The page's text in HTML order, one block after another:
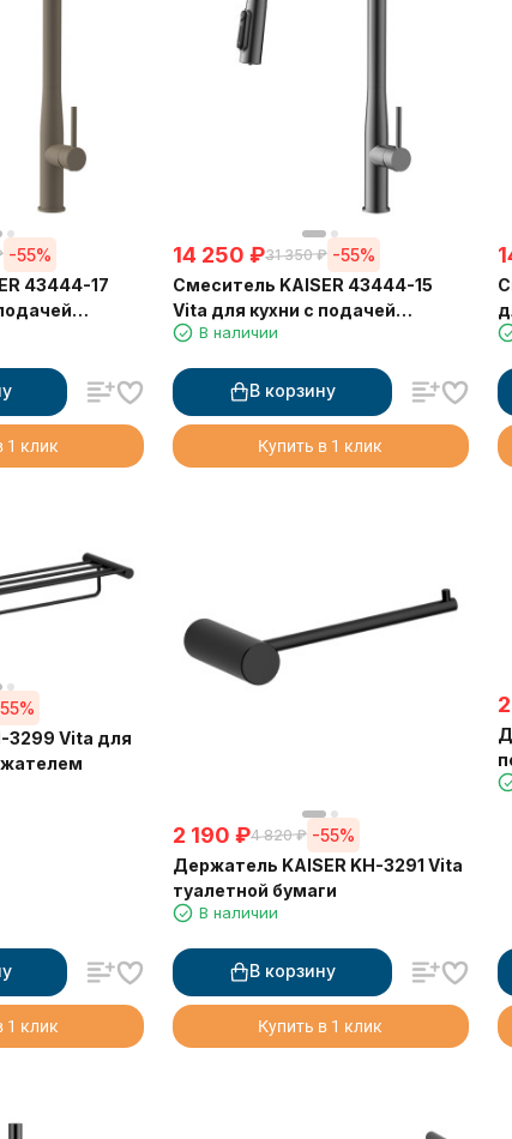
-55%
43444-17
и
1 клик
14 250 ₽31 350 ₽ -55%
Смеситель KAISER 43444-15
Vita для кухни с подачей
фильтрованной воды и
В наличии
В корзину
Купить в 1 клик
3299 Vita для
1 клик
2 190 ₽4 820 ₽ -55%
Держатель KAISER KH-3291 Vita
туалетной бумаги
В наличии
В корзину
Купить в 1 клик